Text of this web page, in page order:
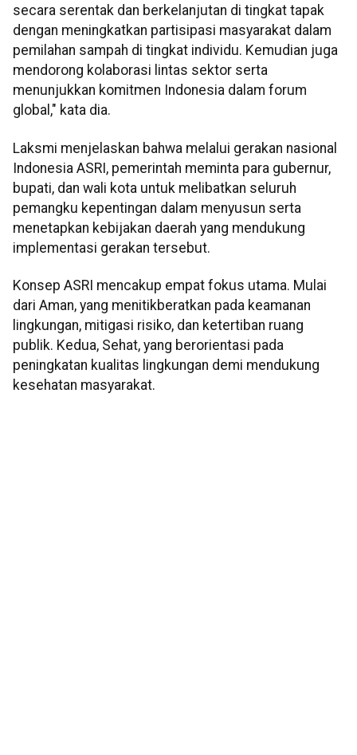
secara serentak dan berkelanjutan di tingkat tapak
dengan meningkatkan partisipasi masyarakat dalam
pemilahan sampah di tingkat individu. Kemudian juga
mendorong kolaborasi lintas sektor serta
menunjukkan komitmen Indonesia dalam forum
global," kata dia.
Laksmi menjelaskan bahwa melalui gerakan nasional
Indonesia ASRI, pemerintah meminta para gubernur,
bupati, dan wali kota untuk melibatkan seluruh
pemangku kepentingan dalam menyusun serta
menetapkan kebijakan daerah yang mendukung
implementasi gerakan tersebut.
Konsep ASRI mencakup empat fokus utama. Mulai
dari Aman, yang menitikberatkan pada keamanan
lingkungan, mitigasi risiko, dan ketertiban ruang
publik. Kedua, Sehat, yang berorientasi pada
peningkatan kualitas lingkungan demi mendukung
kesehatan masyarakat.